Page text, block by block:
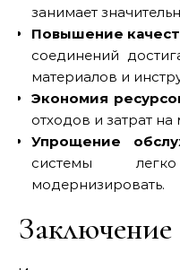
занимает
Повышение
соединений
материалов и
Экономия
отходов и затрат
Упрощение
системы
модернизировать.
Заключение